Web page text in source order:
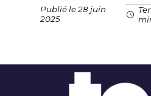
Publié le 28 juin
2025